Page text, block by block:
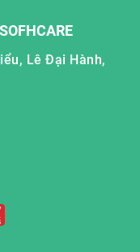
Lê Đại Hành,